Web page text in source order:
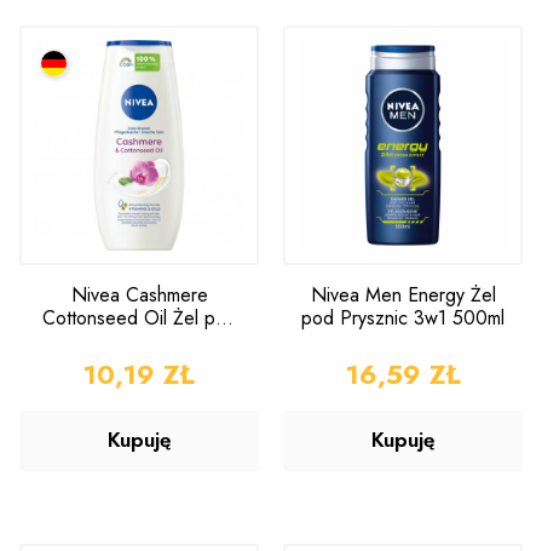
Nivea Cashmere
Cottonseed Oil Żel pod
CENA
10,19 ZŁ
Kupuję
Nivea Men Energy Żel
pod Prysznic 3w1 500ml
CENA
16,59 ZŁ
Kupuję